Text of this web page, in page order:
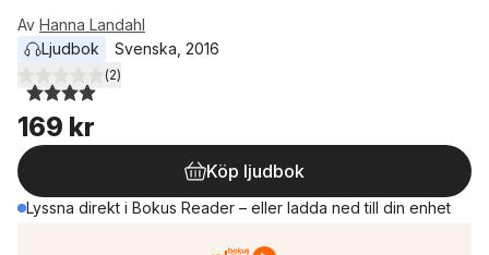
Av Hanna Landahl
Ljudbok
Svenska 2016
4,0utav 5 stjärnor. Totalt antal röster:
(2)
169 kr
Köp ljudbok
Lyssna direkt i Bokus Reader – eller ladda ned till din enhet